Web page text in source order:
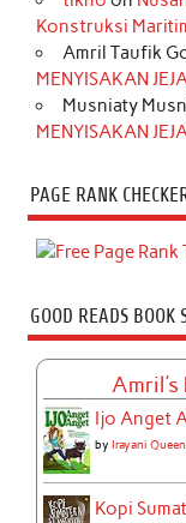
Konstruksi
Amril Taufik
MENYISAKAN
Musniaty
MENYISAKAN
PAGE RANK
GOOD READS BOOK
Amril's
Ijo Anget
byIrayani
Kopi